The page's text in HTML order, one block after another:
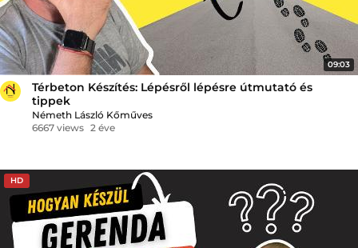
09:03
Térbeton Készítés: Lépésről lépésre útmutató és
tippek
Németh László Kőműves
6667 views 2 éve
HD